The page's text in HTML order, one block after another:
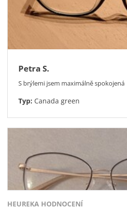
Petra S.
S brýlemi jsem maximálně spokojená
Typ: Canada green
HEUREKA HODNOCENÍ